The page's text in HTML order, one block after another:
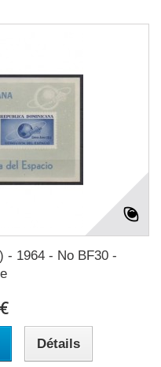
- 1964 - No BF30 -
Détails